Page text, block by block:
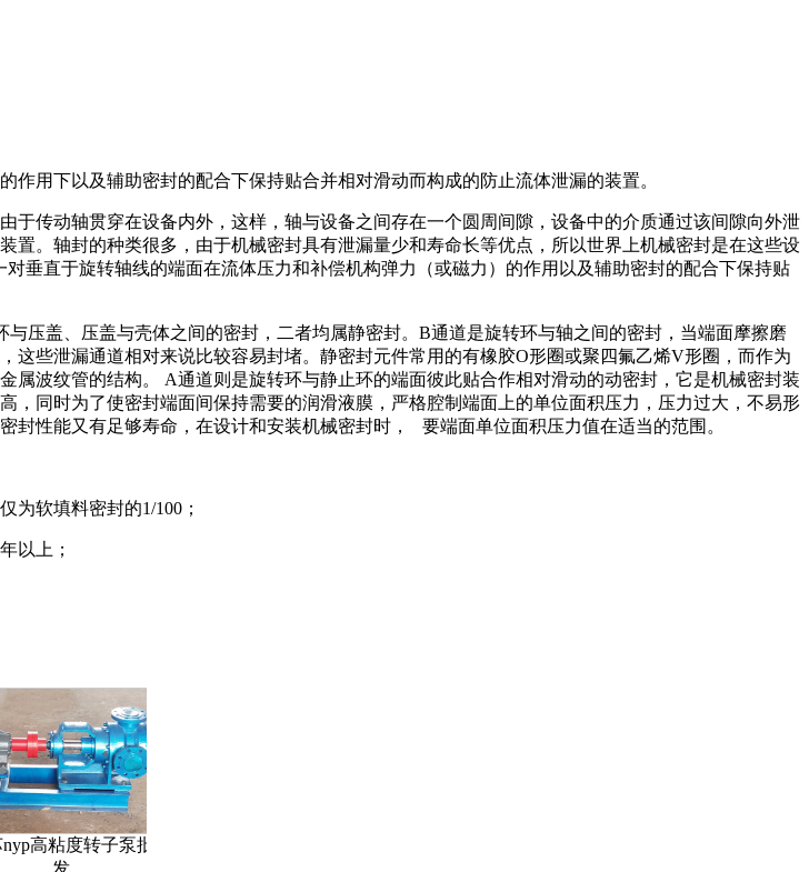
用下以及辅助密封的配合下保持贴合并相对滑动而构成的防止流体泄漏的装置。
传动轴贯穿在设备内外，这样，轴与设备之间存在一个圆周间隙，设备中的介质通过该间隙向外泄
。轴封的种类很多，由于机械密封具有泄漏量少和寿命长等优点，所以世界上机械密封是在这些设
垂直于旋转轴线的端面在流体压力和补偿机构弹力（或磁力）的作用以及辅助密封的配合下保持贴
压盖、压盖与壳体之间的密封，二者均属静密封。B通道是旋转环与轴之间的密封，当端面摩擦磨
些泄漏通道相对来说比较容易封堵。静密封元件常用的有橡胶O形圈或聚四氟乙烯V形圈，而作为
波纹管的结构。 A通道则是旋转环与静止环的端面彼此贴合作相对滑动的动密封，它是机械密封装
同时为了使密封端面间保持需要的润滑液膜，严格腔制端面上的单位面积压力，压力过大，不易形
性能又有足够寿命，在设计和安装机械密封时， 要端面单位面积压力值在适当的范围。
软填料密封的1/100；
以上；
度转子泵批
南京食品转子泵生产